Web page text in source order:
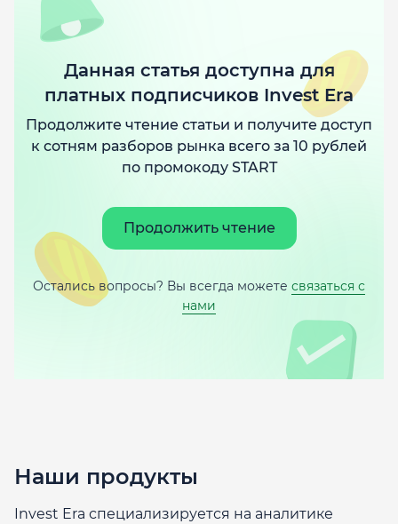
Данная статья доступна для
платных подписчиков Invest Era
Продолжите чтение статьи и получите доступ
к сотням разборов рынка всего за 10 рублей
по промокоду START
Продолжить чтение
Остались вопросы? Вы всегда можете связаться с
нами
Наши продукты
Invest Era специализируется на аналитике